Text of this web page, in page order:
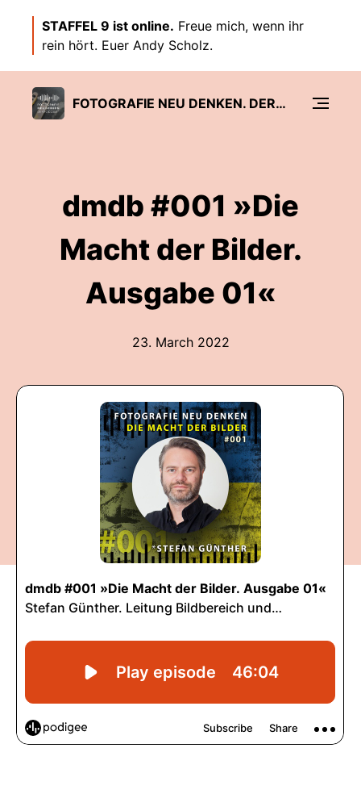
STAFFEL 9 ist online. Freue mich, wenn ihr
rein hört. Euer Andy Scholz.
FOTOGRAFIE NEU DENKEN. DER PODCAST.
dmdb #001 »Die
Macht der Bilder.
Ausgabe 01«
23. March 2022